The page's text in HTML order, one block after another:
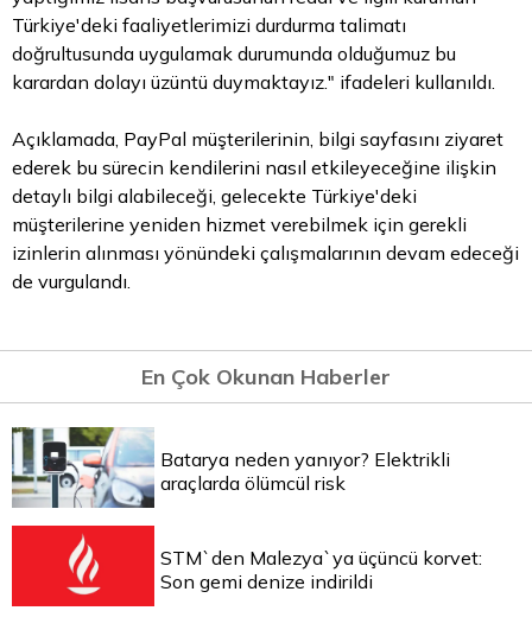
Türkiye'deki faaliyetlerimizi durdurma talimatı
doğrultusunda uygulamak durumunda olduğumuz bu
karardan dolayı üzüntü duymaktayız." ifadeleri kullanıldı.
Açıklamada, PayPal müşterilerinin, bilgi sayfasını ziyaret
ederek bu sürecin kendilerini nasıl etkileyeceğine ilişkin
detaylı bilgi alabileceği, gelecekte Türkiye'deki
müşterilerine yeniden hizmet verebilmek için gerekli
izinlerin alınması yönündeki çalışmalarının devam edeceği
de vurgulandı.
En Çok Okunan Haberler
Batarya neden yanıyor? Elektrikli
araçlarda ölümcül risk
STM`den Malezya`ya üçüncü korvet:
Son gemi denize indirildi